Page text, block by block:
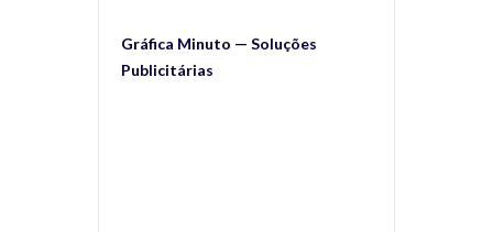
Gráfica Minuto — Soluções
Publicitárias